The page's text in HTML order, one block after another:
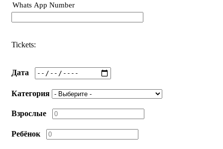
Whats App Number
Tickets:
Дата
Категория
Взрослые
Ребёнок